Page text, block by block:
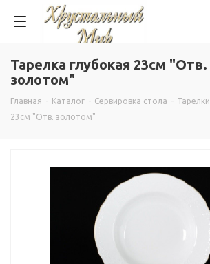
Тарелка глубокая 23см "Отв.
золотом"
Главная - Каталог - Сервировка стола - Тарелки
23см "Отв. золотом"